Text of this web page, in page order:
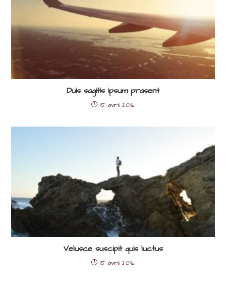
Duis sagitis ipsum prasent
15 avril 2016
Velusce suscipit quis luctus
15 avril 2016